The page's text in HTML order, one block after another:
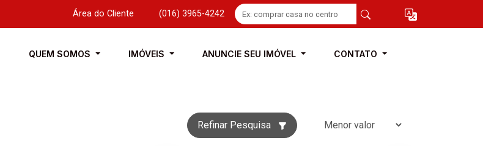
Área do Cliente (016) 3965-4242
QUEM SOMOS IMÓVEIS ANUNCIE SEU IMÓVEL CONTATO
Refinar Pesquisa